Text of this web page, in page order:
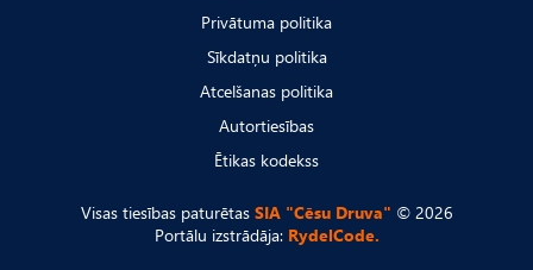
Privātuma politika
Sīkdatņu politika
Atcelšanas politika
Autortiesības
Ētikas kodekss
Visas tiesības paturētas SIA "Cēsu Druva" © 2026
Portālu izstrādāja: RydelCode.